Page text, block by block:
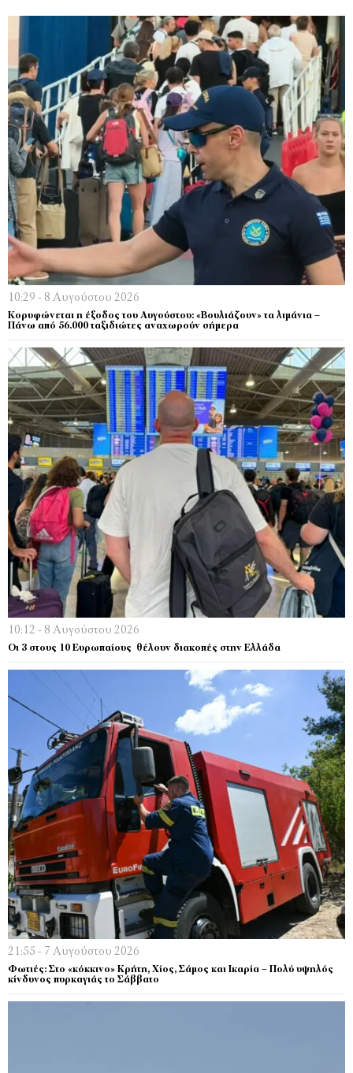
10:29 - 8 Αυγούστου 2026
Κορυφώνεται η έξοδος του Αυγούστου: «Βουλιάζουν» τα λιμάνια –
Πάνω από 56.000 ταξιδιώτες αναχωρούν σήμερα
10:12 - 8 Αυγούστου 2026
Οι 3 στους 10 Ευρωπαίους θέλουν διακοπές στην Ελλάδα
21:55 - 7 Αυγούστου 2026
Φωτιές: Στο «κόκκινο» Κρήτη, Χίος, Σάμος και Ικαρία – Πολύ υψηλός
κίνδυνος πυρκαγιάς το Σάββατο